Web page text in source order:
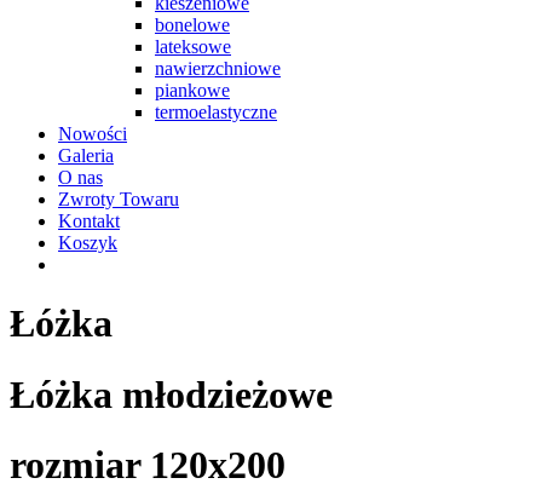
bonelowe
lateksowe
nawierzchniowe
piankowe
termoelastyczne
Nowości
Galeria
O nas
Zwroty Towaru
Kontakt
Koszyk
Łóżka
Łóżka młodzieżowe
rozmiar 120x200